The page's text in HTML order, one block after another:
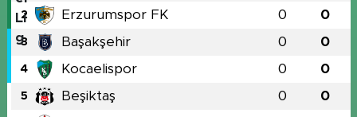
2 Erzurumspor FK 0 0
3 Başakşehir 0 0
4 Kocaelispor 0 0
5 Beşiktaş 0 0